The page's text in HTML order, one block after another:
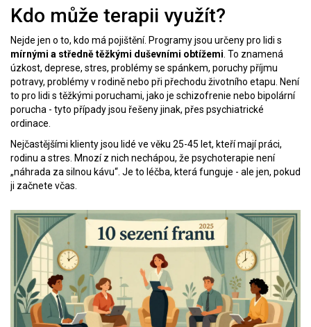
Kdo může terapii využít?
Nejde jen o to, kdo má pojištění. Programy jsou určeny pro lidi s
mírnými a středně těžkými duševními obtížemi . To znamená
úzkost, deprese, stres, problémy se spánkem, poruchy příjmu
potravy, problémy v rodině nebo při přechodu životního etapu. Není
to pro lidi s těžkými poruchami, jako je schizofrenie nebo bipolární
porucha - tyto případy jsou řešeny jinak, přes psychiatrické
ordinace.
Nejčastějšími klienty jsou lidé ve věku 25-45 let, kteří mají práci,
rodinu a stres. Mnozí z nich nechápou, že psychoterapie není
„náhrada za silnou kávu“. Je to léčba, která funguje - ale jen, pokud
ji začnete včas.